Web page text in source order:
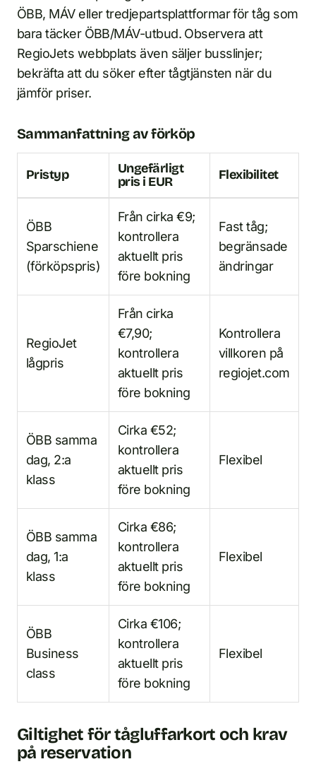
ÖBB, MÁV eller tredjepartsplattformar för tåg som
bara täcker ÖBB/MÁV-utbud. Observera att
RegioJets webbplats även säljer busslinjer;
bekräfta att du söker efter tågtjänsten när du
jämför priser.
Sammanfattning av förköp
Pristyp
Ungefärligt
pris i EUR
Flexibilitet
ÖBB
Sparschiene
(förköpspris)
Från cirka €9;
kontrollera
aktuellt pris
före bokning
Fast tåg;
begränsade
ändringar
RegioJet
lågpris
Från cirka
€7,90;
kontrollera
aktuellt pris
före bokning
Kontrollera
villkoren på
regiojet.com
ÖBB samma
dag, 2:a
klass
Cirka €52;
kontrollera
aktuellt pris
före bokning
Flexibel
ÖBB samma
dag, 1:a
klass
Cirka €86;
kontrollera
aktuellt pris
före bokning
Flexibel
ÖBB
Business
class
Cirka €106;
kontrollera
aktuellt pris
före bokning
Flexibel
Giltighet för tågluffarkort och krav
på reservation